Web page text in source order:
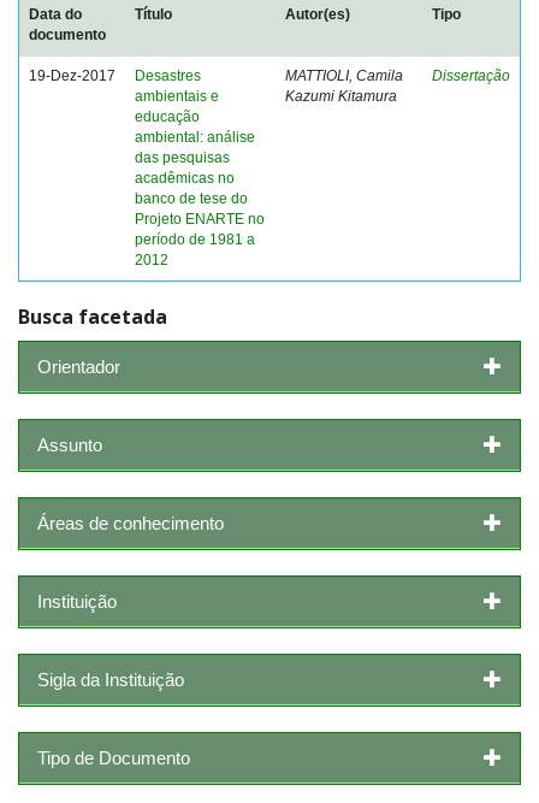
Data do
documento
Título Autor(es) Tipo
19-Dez-2017
Desastres
ambientais e
educação
ambiental: análise
das pesquisas
acadêmicas no
banco de tese do
Projeto ENARTE no
período de 1981 a
2012
MATTIOLI, Camila
Kazumi Kitamura
Dissertação
Busca facetada
Orientador
Assunto
Áreas de conhecimento
Instituição
Sigla da Instituição
Tipo de Documento